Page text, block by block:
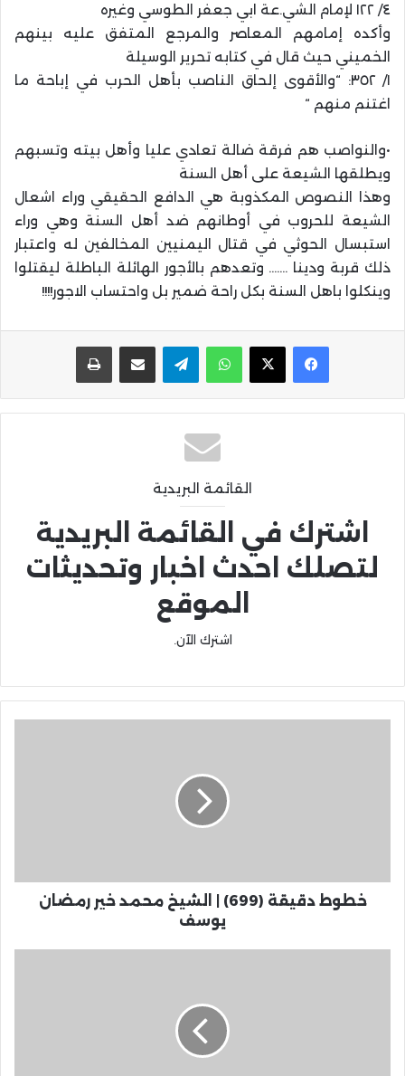
٤/ ١٢٢ لإمام الشي.عة ابي جعفر الطوسي وغيره
وأكده إمامهم المعاصر والمرجع المتفق عليه بينهم
الخميني حيث قال في كتابه تحرير الوسيلة
١/ ٣٥٢: “والأقوى إلحاق الناصب بأهل الحرب في إباحة ما
اغتنم منهم “
•والنواصب هم فرقة ضالة تعادي عليا وأهل بيته وتسبهم
ويطلقها الشيعة على أهل السنة
وهذا النصوص المكذوبة هي الدافع الحقيقي وراء اشعال
الشيعة للحروب في أوطانهم ضد أهل السنة وهي وراء
استبسال الحوثي في قتال اليمنيين المخالفين له واعتبار
ذلك قربة ودينا ……. وتعدهم بالأجور الهائلة الباطلة ليقتلوا
وينكلوا باهل السنة بكل راحة ضمير بل واحتساب الاجور!!!!
واتساب تيلقرام مشاركة عبر البريد
القائمة البريدية
اشترك في القائمة البريدية
لتصلك احدث اخبار وتحديثات
الموقع
اشترك الآن.
خطوط دقيقة (699) | الشيخ محمد خير رمضان
يوسف